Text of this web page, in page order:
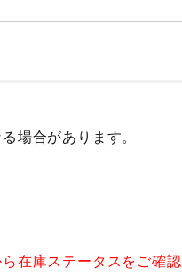
場合があります。
在庫ステータスをご確認